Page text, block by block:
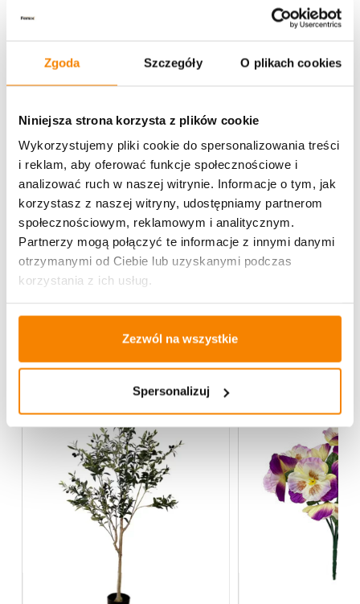
Zgoda Szczegóły O plikach cookies
Niniejsza strona korzysta z plików cookie
Wykorzystujemy pliki cookie do spersonalizowania treści
i reklam, aby oferować funkcje społecznościowe i
analizować ruch w naszej witrynie. Informacje o tym, jak
korzystasz z naszej witryny, udostępniamy partnerom
społecznościowym, reklamowym i analitycznym.
Partnerzy mogą połączyć te informacje z innymi danymi
otrzymanymi od Ciebie lub uzyskanymi podczas
korzystania z ich usług.
Zezwól na wszystkie
Spersonalizuj
Opis produktu
Specyfikacja
Opinie klientów